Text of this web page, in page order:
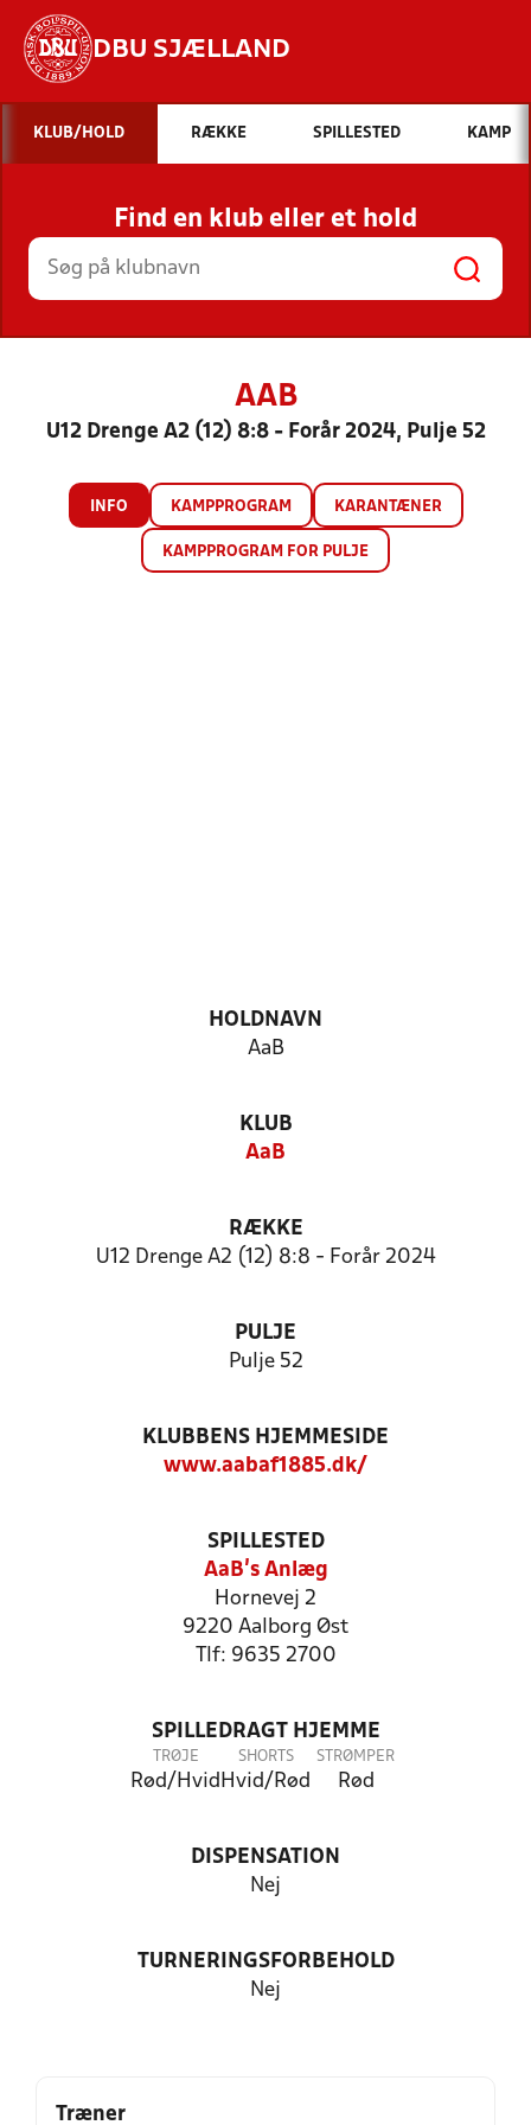
DBU SJÆLLAND
Hvad vil du søge efter?
INDHOLD OG NYHEDER
STILLINGER, RESULTATER, KLUBBER OG
HOLD
KLUB/HOLD RÆKKE SPILLESTED KAMP
Find en klub eller et hold
AAB
U12 Drenge A2 (12) 8:8 - Forår 2024, Pulje 52
INFO KAMPPROGRAM KARANTÆNER
KAMPPROGRAM FOR PULJE
HOLDNAVN
AaB
KLUB
AaB
RÆKKE
U12 Drenge A2 (12) 8:8 - Forår 2024
PULJE
Pulje 52
KLUBBENS HJEMMESIDE
www.aabaf1885.dk/
SPILLESTED
AaB's Anlæg
Hornevej 2
9220 Aalborg Øst
Tlf: 9635 2700
SPILLEDRAGT HJEMME
TRØJE
Rød/Hvid
SHORTS
Hvid/Rød
STRØMPER
Rød
DISPENSATION
Nej
TURNERINGSFORBEHOLD
Nej
Træner